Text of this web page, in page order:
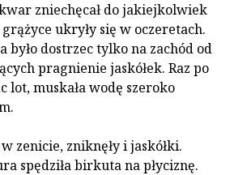
zniechęcał do jakiejkolwiek
ukryły się w oczeretach.
było dostrzec tylko na zachód od
pragnienie jaskółek. Raz po
lot, muskała wodę szeroko
w zenicie, zniknęły i jaskółki.
spędziła birkuta na płyciznę.